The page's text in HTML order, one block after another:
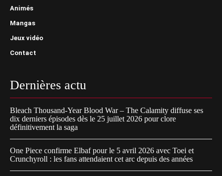
Animés
Mangas
Jeux vidéo
Contact
Dernières actu
Bleach Thousand-Year Blood War – The Calamity diffuse ses
dix derniers épisodes dès le 25 juillet 2026 pour clore
définitivement la saga
One Piece confirme Elbaf pour le 5 avril 2026 avec Toei et
Crunchyroll : les fans attendaient cet arc depuis des années